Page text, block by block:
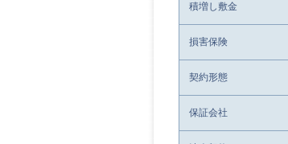
積増し敷金
損害保険
契約形態
保証会社